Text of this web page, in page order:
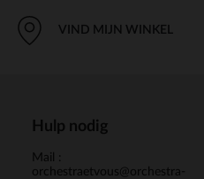
VIND MIJN WINKEL
Hulp nodig
Mail :
orchestraetvous@orchestra-